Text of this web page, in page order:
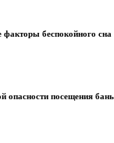
беспокойного сна
опасности посещения бань